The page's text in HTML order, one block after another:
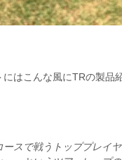
にはこんな風にTRの製品
ースで戦うトッププレイ